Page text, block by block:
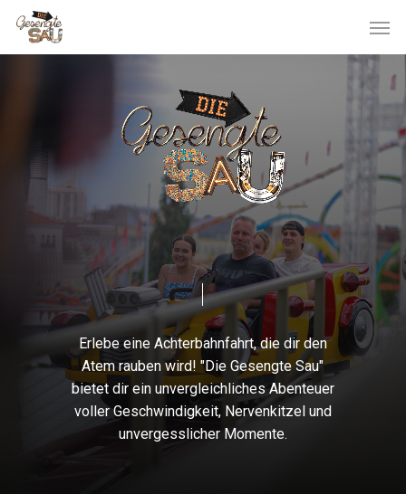
Skip
Erlebe eine Achterbahnfahrt, die dir den
Atem rauben wird! "Die Gesengte Sau"
bietet dir ein unvergleichliches Abenteuer
voller Geschwindigkeit, Nervenkitzel und
unvergesslicher Momente.